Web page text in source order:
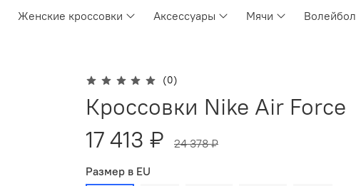
Женские кроссовки Аксессуары Мячи
Волейбол
(0)
Кроссовки Nike Air Force
17 413 ₽
24 378 ₽
Размер в EU